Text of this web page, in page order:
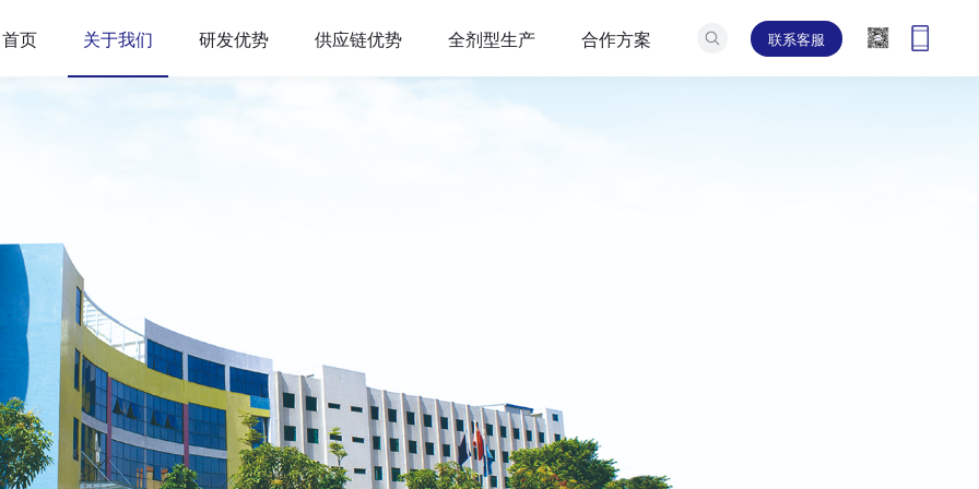
首页 关于我们 研发优势 供应链优势 全剂型生产 合作方案 联系客服